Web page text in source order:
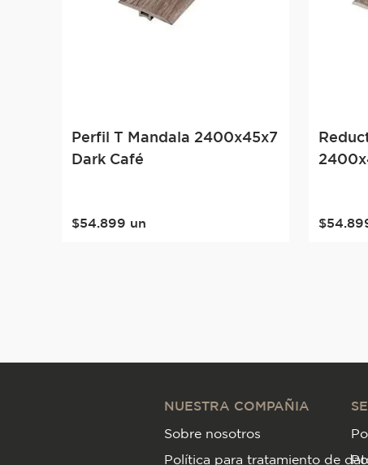
Perfil T Mandala 2400x45x7
Dark Café
$54.899 un $54.
NUESTRA COMPAÑIA
Sobre nosotros
Política para tratamiento de